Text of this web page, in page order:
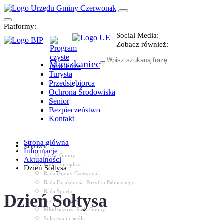
Platformy:
Social Media:
Zobacz również:
Mieszkaniec
Turysta
Przedsiębiorca
Ochrona Środowiska
Senior
Bezpieczeństwo
Kontakt
Samorząd
Urząd Gminy
Kadra zarządcza
Rada Gminy Czerwonak
Rada Działalności Pożytku Publicznego
Rada Sportu
Rada Seniorów
Młodzieżowa Rada Gminy
Sołectwa i osiedla
Strona główna
Informacje
Aktualności
Dzień Sołtysa
Dzień Sołtysa